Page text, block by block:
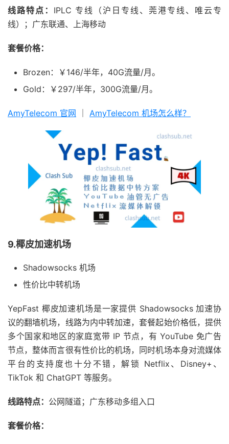
线路特点： IPLC 专线（沪日专线、莞港专线、唯云专
线）；广东联通、上海移动
套餐价格：
Brozen：￥146/半年，40G流量/月。
Gold：￥297/半年，300G流量/月。
AmyTelecom 官网 AmyTelecom 机场怎么样？
9.椰皮加速机场
Shadowsocks 机场
性价比中转机场
YepFast 椰皮加速机场是一家提供 Shadowsocks 加速协
议的翻墙机场，线路为内中转加速，套餐起始价格低，提供
多个国家和地区的家庭宽带 IP 节点，有 YouTube 免广告
节点，整体而言很有性价比的机场，同时机场本身对流媒体
平台的支持度也十分不错，解锁 Netflix、Disney+、
TikTok 和 ChatGPT 等服务。
线路特点： 公网隧道；广东移动多组入口
套餐价格：